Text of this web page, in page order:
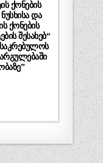
ქონების
და
ქონების
შესახებ“